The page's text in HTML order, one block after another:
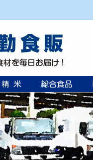
精 米 総合食品